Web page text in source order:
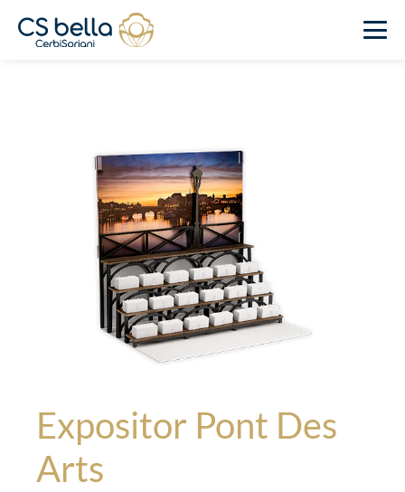
Expositor Pont Des
Arts